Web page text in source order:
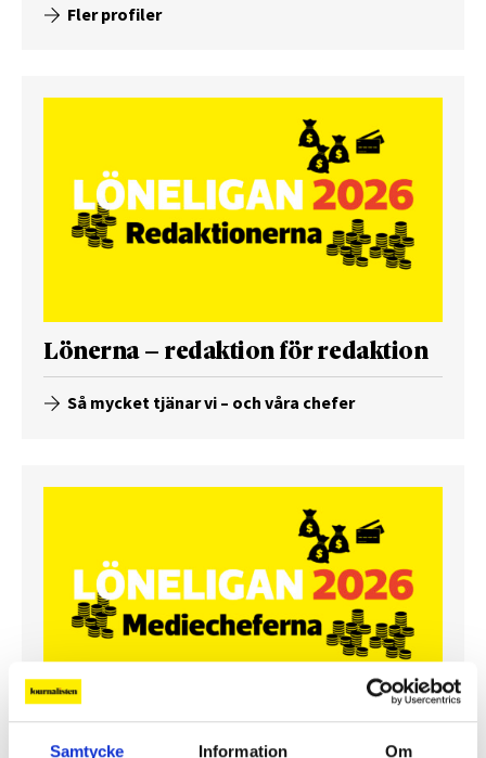
Samtycke Information Om
Fler profiler
Lönerna – redaktion för redaktion
Så mycket tjänar vi – och våra chefer
Så mycket tjänar mediecheferna